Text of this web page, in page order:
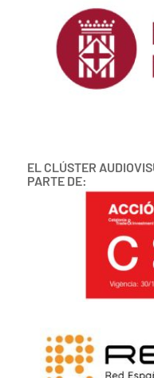
EL CLÚSTER
PARTE DE: